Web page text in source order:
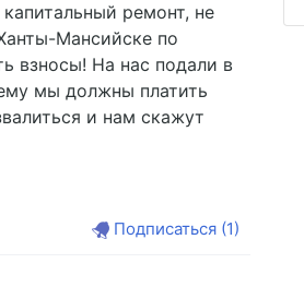
ремонт, не
Мансийске по
взносы! На нас подали в
мы должны платить
и нам скажут
Подписаться (1)